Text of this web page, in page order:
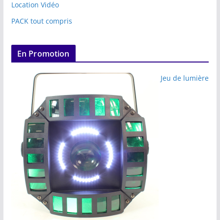
Location Vidéo
PACK tout compris
En Promotion
Jeu de lumière